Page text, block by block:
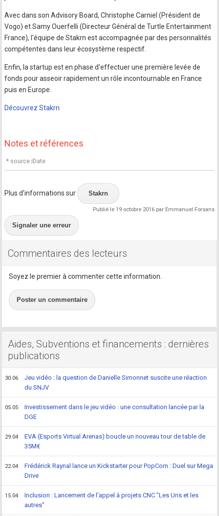
Avec dans son Advisory Board, Christophe Carniel (Président de
Vogo) et Samy Ouerfelli (Directeur Général de Turtle Entertainment
France), l'équipe de Stakrn est accompagnée par des personnalités
compétentes dans leur écosystème respectif.
Enfin, la startup est en phase d'effectuer une première levée de
fonds pour asseoir rapidement un rôle incontournable en France
puis en Europe.
Découvrez Stakrn
Notes et références
* source iDate
Plus d'informations sur Stakrn
Publié le 19 octobre 2016 par Emmanuel Forsans
Signaler une erreur
Commentaires des lecteurs
Soyez le premier à commenter cette information.
Poster un commentaire
Aides, Subventions et financements : dernières
publications
30.06
Jeu vidéo : la question de Danielle Simonnet suscite une réaction
du SNJV
05.05
Investissement dans le jeu vidéo : une consultation lancée par la
DGE
29.04
EVA (Esports Virtual Arenas) boucle un nouveau tour de table de
35M€
22.04
Frédérick Raynal lance un Kickstarter pour PopCorn : Duel sur Mega
Drive
15.04
Inclusion : Lancement de l'appel à projets CNC "Les Uns et les
autres"